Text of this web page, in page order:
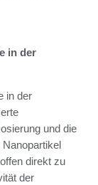
in der
in der
und die
direkt zu
der